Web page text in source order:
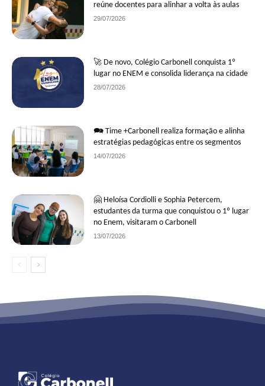
reúne docentes para alinhar a volta às aulas
29/07/2026
🚀 De novo, Colégio Carbonell conquista 1º
lugar no ENEM e consolida liderança na cidade
28/07/2026
🗪 Time +Carbonell realiza formação e alinha
estratégias pedagógicas entre os segmentos
14/07/2026
🤗 Heloísa Cordiolli e Sophia Petercem,
estudantes da turma que conquistou o 1º lugar
no Enem, visitaram o Carbonell
13/07/2026